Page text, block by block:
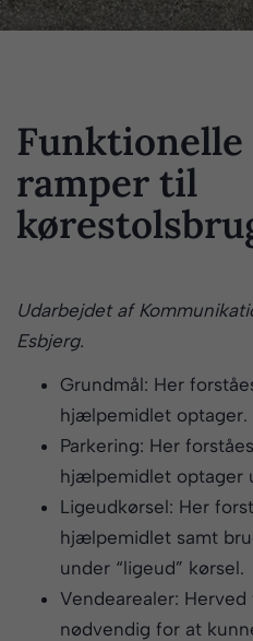
ramper til
Udarbejdet af
Esbjerg.
Grundmål: Her
hjælpemidlet optager.
Parkering: Her
hjælpemidlet optager
Ligeudkørsel: Her
hjælpemidlet samt
under “ligeud” kørsel.
Vendearealer:
nødvendig for at